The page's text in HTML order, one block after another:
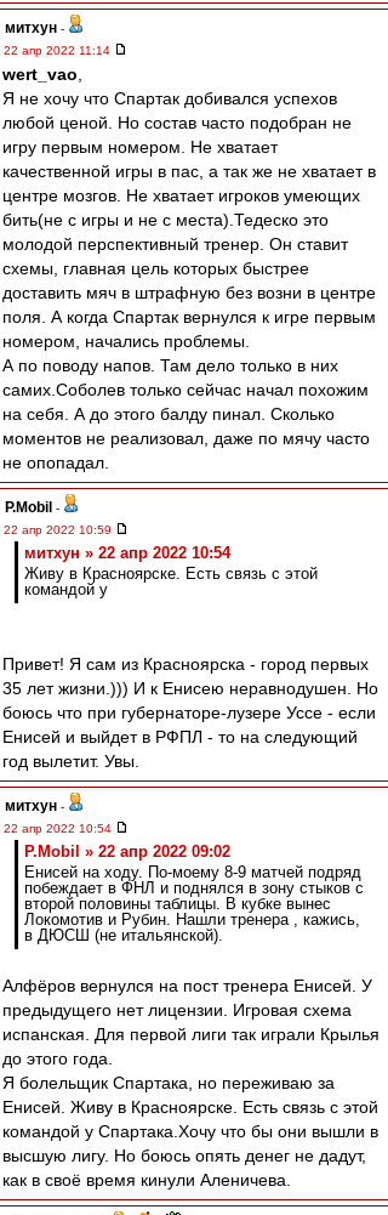
митхун -
22 апр 2022 11:14
wert_vao
Я не хочу что Спартак добивался успехов
любой ценой. Но состав часто подобран не
игру первым номером. Не хватает
качественной игры в пас, а так же не хватает в
центре мозгов. Не хватает игроков умеющих
бить(не с игры и не с места).Тедеско это
молодой перспективный тренер. Он ставит
схемы, главная цель которых быстрее
доставить мяч в штрафную без возни в центре
поля. А когда Спартак вернулся к игре первым
номером, начались проблемы.
А по поводу напов. Там дело только в них
самих.Соболев только сейчас начал похожим
на себя. А до этого балду пинал. Сколько
моментов не реализовал, даже по мячу часто
не опопадал.
P.Mobil -
22 апр 2022 10:59
митхун » 22 апр 2022 10:54
Живу в Красноярске. Есть связь с этой
командой у
Привет! Я сам из Красноярска - город первых
35 лет жизни.))) И к Енисею неравнодушен. Но
боюсь что при губернаторе-лузере Уссе - если
Енисей и выйдет в РФПЛ - то на следующий
год вылетит. Увы.
митхун -
22 апр 2022 10:54
P.Mobil » 22 апр 2022 09:02
Енисей на ходу. По-моему 8-9 матчей подряд
побеждает в ФНЛ и поднялся в зону стыков с
второй половины таблицы. В кубке вынес
Локомотив и Рубин. Нашли тренера , кажись,
в ДЮСШ (не итальянской).
Алфёров вернулся на пост тренера Енисей. У
предыдущего нет лицензии. Игровая схема
испанская. Для первой лиги так играли Крылья
до этого года.
Я болельщик Спартака, но переживаю за
Енисей. Живу в Красноярске. Есть связь с этой
командой у Спартака.Хочу что бы они вышли в
высшую лигу. Но боюсь опять денег не дадут,
как в своё время кинули Аленичева.